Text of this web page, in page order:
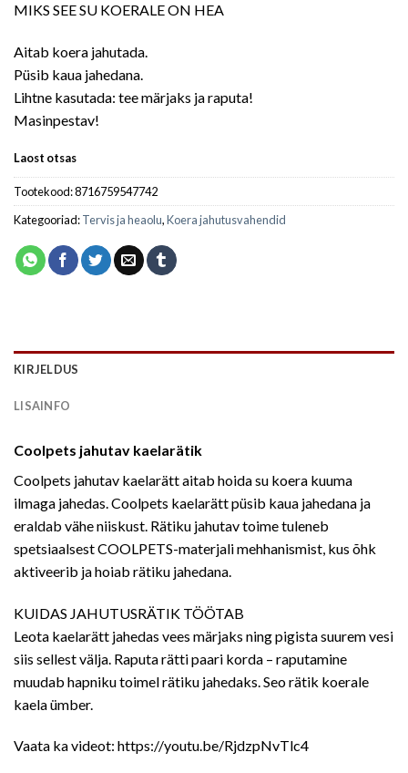
MIKS SEE SU KOERALE ON HEA
Aitab koera jahutada.
Püsib kaua jahedana.
Lihtne kasutada: tee märjaks ja raputa!
Masinpestav!
Laost otsas
Tootekood:8716759547742
Kategooriad:Tervis ja heaolu,Koera jahutusvahendid
KIRJELDUS
LISAINFO
Coolpets jahutav kaelarätik
Coolpets jahutav kaelarätt aitab hoida su koera kuuma
ilmaga jahedas. Coolpets kaelarätt püsib kaua jahedana ja
eraldab vähe niiskust. Rätiku jahutav toime tuleneb
spetsiaalsest COOLPETS-materjali mehhanismist, kus õhk
aktiveerib ja hoiab rätiku jahedana.
KUIDAS JAHUTUSRÄTIK TÖÖTAB
Leota kaelarätt jahedas vees märjaks ning pigista suurem vesi
siis sellest välja. Raputa rätti paari korda – raputamine
muudab hapniku toimel rätiku jahedaks. Seo rätik koerale
kaela ümber.
Vaata ka videot: https://youtu.be/RjdzpNvTlc4